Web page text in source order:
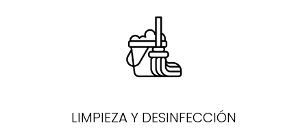
LIMPIEZA Y DESINFECCIÓN